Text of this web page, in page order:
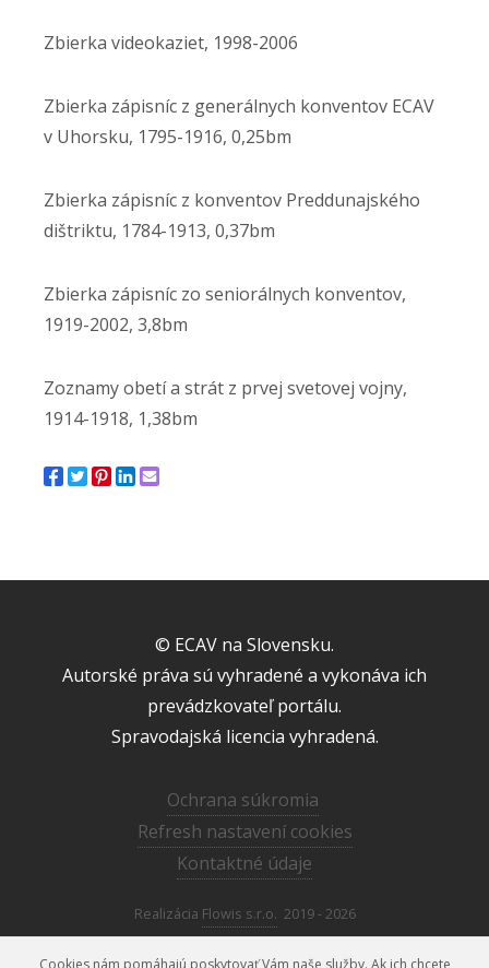
Zbierka videokaziet, 1998-2006
Zbierka zápisníc z generálnych konventov ECAV
v Uhorsku, 1795-1916, 0,25bm
Zbierka zápisníc z konventov Preddunajského
dištriktu, 1784-1913, 0,37bm
Zbierka zápisníc zo seniorálnych konventov,
1919-2002, 3,8bm
Zoznamy obetí a strát z prvej svetovej vojny,
1914-1918, 1,38bm
© ECAV na Slovensku.
Autorské práva sú vyhradené a vykonáva ich
prevádzkovateľ portálu.
Spravodajská licencia vyhradená.
Ochrana súkromia
Refresh nastavení cookies
Kontaktné údaje
Realizácia Flowis s.r.o. 2019 - 2026
Cookies nám pomáhajú poskytovať Vám naše služby. Ak ich chcete